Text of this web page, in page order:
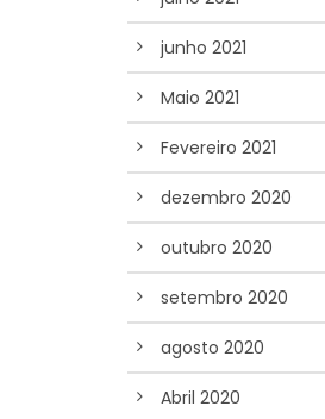
junho 2021
Maio 2021
Fevereiro 2021
dezembro 2020
outubro 2020
setembro 2020
agosto 2020
Abril 2020